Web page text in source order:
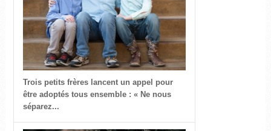
Trois petits frères lancent un appel pour
être adoptés tous ensemble : « Ne nous
séparez...